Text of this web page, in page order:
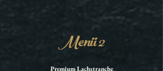
Menü 2
Premium Lachstranche